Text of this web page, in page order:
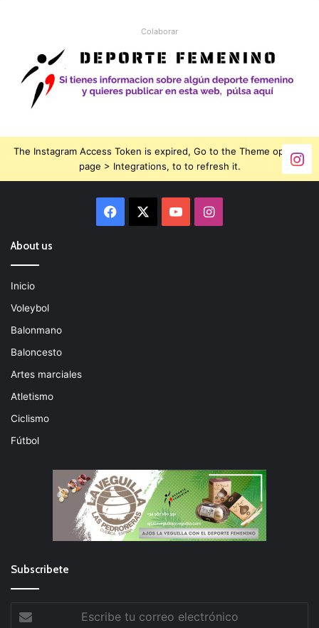
Colaborar
The Instagram Access Token is expired, Go to the Theme options
page > Integrations, to to refresh it.
Facebook YouTubeInstagram
About us
Inicio
Voleybol
Balonmano
Baloncesto
Artes marciales
Atletismo
Ciclismo
Fútbol
Subscribete
Escribe
tu